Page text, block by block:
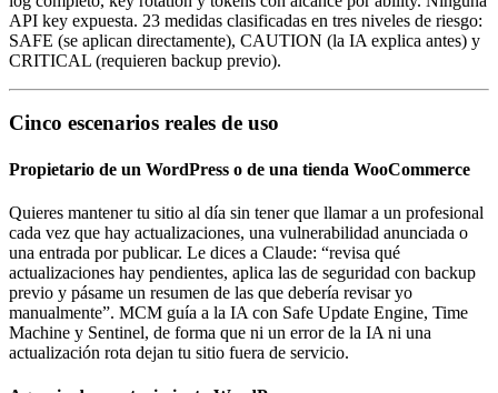
API key expuesta. 23 medidas clasificadas en tres niveles de riesgo:
SAFE (se aplican directamente), CAUTION (la IA explica antes) y
CRITICAL (requieren backup previo).
Cinco escenarios reales de uso
Propietario de un WordPress o de una tienda WooCommerce
Quieres mantener tu sitio al día sin tener que llamar a un profesional
cada vez que hay actualizaciones, una vulnerabilidad anunciada o
una entrada por publicar. Le dices a Claude: “revisa qué
actualizaciones hay pendientes, aplica las de seguridad con backup
previo y pásame un resumen de las que debería revisar yo
manualmente”. MCM guía a la IA con Safe Update Engine, Time
Machine y Sentinel, de forma que ni un error de la IA ni una
actualización rota dejan tu sitio fuera de servicio.